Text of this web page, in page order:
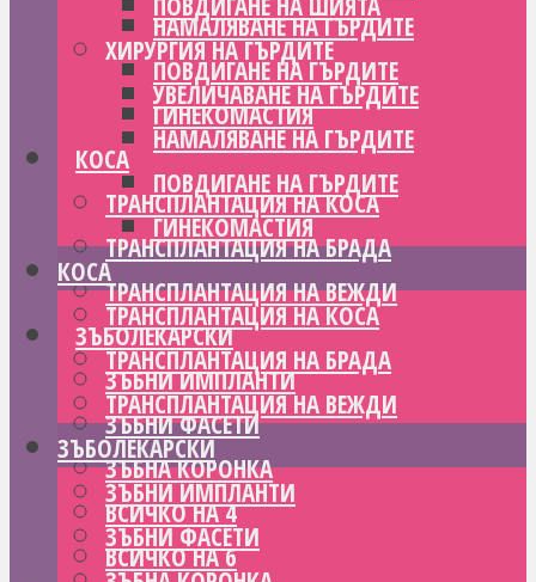
НАМАЛЯВАНЕ НА ГЪРДИТЕ
ПОВДИГАНЕ НА ГЪРДИТЕ
ГИНЕКОМАСТИЯ
КОСА
ТРАНСПЛАНТАЦИЯ НА КОСА
ТРАНСПЛАНТАЦИЯ НА БРАДА
ТРАНСПЛАНТАЦИЯ НА ВЕЖДИ
ЗЪБОЛЕКАРСКИ
ЗЪБНИ ИМПЛАНТИ
ЗЪБНИ ФАСЕТИ
ЗЪБНА КОРОНКА
ВСИЧКО НА 4
ВСИЧКО НА 6
ХИРУРГИЯ НА ГЪРДИТЕ
УВЕЛИЧАВАНЕ НА ГЪРДИТЕ
НАМАЛЯВАНЕ НА ГЪРДИТЕ
ПОВДИГАНЕ НА ГЪРДИТЕ
ГИНЕКОМАСТИЯ
КОСА
ТРАНСПЛАНТАЦИЯ НА КОСА
ТРАНСПЛАНТАЦИЯ НА БРАДА
ТРАНСПЛАНТАЦИЯ НА ВЕЖДИ
ЗЪБОЛЕКАРСКИ
ЗЪБНИ ИМПЛАНТИ
ЗЪБНИ ФАСЕТИ